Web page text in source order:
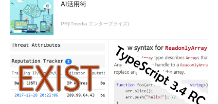
AI活用術
PR(ITmedia エンタープライズ)